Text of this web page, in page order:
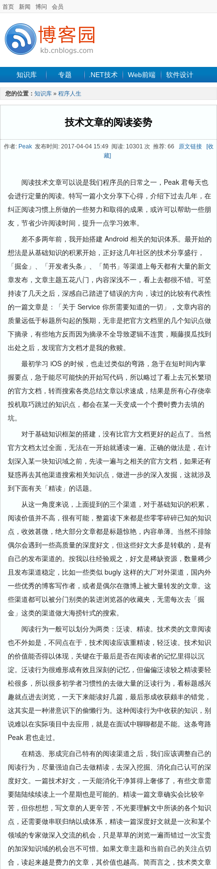
首页 新闻 博问 会员
知识库 专题 .NET技术 Web前端 软件设计
手机开发 软件工程
最新文章
您的位置： 知识库 » 程序人生
技术文章的阅读姿势
作者: Peak发布时间: 2017-04-04 15:49 阅读: 10301 次 推荐: 66 原文链接
[收
藏]
阅读技术文章可以说是我们程序员的日常之一，Peak 君每天也
会进行定量的阅读。特写一篇小文分享下心得，介绍下过去几年，在
纠正阅读习惯上所做的一些努力和取得的成果，或许可以帮助一些朋
友，节省少许阅读时间，提升一点学习效率。
差不多两年前，我开始搭建 Android 相关的知识体系。最开始的
想法是从基础知识的积累开始，正好这几年社区的技术分享盛行，
「掘金」、「开发者头条」、「简书」等渠道上每天都有大量的新文
章发布，文章主题五花八门，内容深浅不一，看上去都很不错。可坚
持读了几天之后，深感自己踏进了错误的方向，读过的比较有代表性
的一篇文章是：「关于 Service 你所需要知道的一切」，文章内容的
质量远低于标题所勾起的预期，无非是把官方文档里的几个知识点做
下摘录，有些地方反而因为摘录不全导致逻辑不连贯，顺藤摸瓜找到
出处之后，发现官方文档才是我的救赎。
最初学习 iOS 的时候，也走过类似的弯路，急于在短时间内掌
握要点，急于能尽可能快的开始写代码，所以略过了看上去冗长繁琐
的官方文档，转而搜索各类总结文章以求速成，结果是所有心存侥幸
投机取巧跳过的知识点，都会在某一天变成一个个费时费力去填的
坑。
对于基础知识框架的搭建，没有比官方文档更好的起点了。当然
官方文档太过全面，无法在一开始就通读一遍。正确的做法是，在计
划深入某一块知识域之前，先读一遍与之相关的官方文档，如果还有
疑惑再去其他渠道搜索相关知识点，做进一步的深入发掘，这就涉及
到下面有关「精读」的话题。
从这一角度来说，上面提到的三个渠道，对于基础知识的积累，
阅读价值并不高，很有可能，整篇读下来都是些零零碎碎已知的知识
点，收效甚微，绝大部分文章都是标题惊艳，内容单薄。当然不排除
偶尔会遇到一些高质量的深度好文，但这些好文大多是转载的，是有
自己的发布渠道的。按我以往经验观之，好文是稀缺资源，数量稀少
且发布渠道稳定，比如一些类似 bugly 这样的大厂对外渠道，国内外
一些优秀的博客写作者，或者是偶尔在微博上被大量转发的文章。这
些渠道都可以被分门别类的装进浏览器的收藏夹，无需每次去「掘
金」这类的渠道做大海捞针式的搜索。
阅读行为一般可以划分为两类：泛读、精读。技术类的文章阅读
也不外如是，不同点在于，技术阅读应该重精读，轻泛读。技术知识
的价值能否得以体现，关键在于最后是否在阅读者的记忆里得以沉
淀。泛读行为很难形成有效且深刻的记忆，但偏偏泛读较之精读要轻
松很多，所以很多初学者习惯性的去做大量的泛读行为，看标题感兴
趣就点进去浏览，一天下来能读好几篇，最后形成收获颇丰的错觉，
这其实是一种潜意识下的偷懒行为。这种阅读行为中收获的知识，别
说难以在实际项目中去应用，就是在面试中聊聊都是不能。这条弯路
Peak 君也走过。
在精选、形成完自己特有的阅读渠道之后，我们应该调整自己的
阅读行为，尽量强迫自己去做精读，去深入挖掘、消化自己认可的深
度好文。一篇技术好文，一天能消化干净算得上奢侈了，有些文章需
要陆陆续续读上一个星期也是可能的。精读一篇文章确实会比较辛
苦，但你想想，写文章的人更辛苦，不光要理解文中所谈的各个知识
点，还需要做串联归纳以成体系，精读一篇深度好文就是一次和某个
领域的专家做深入交流的机会，只是草草的浏览一遍而错过一次宝贵
的加深知识域的机会岂不可惜。如果文章主题和当前自己的关注点切
合，读起来越是费力的文章，其价值也越高。简而言之，技术类文章